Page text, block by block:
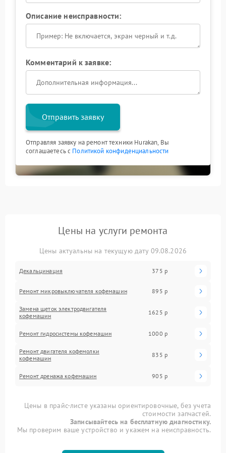
Описание неисправности:
Комментарий к заявке:
Отправить заявку
Отправляя заявку на ремонт техники Hurakan, Вы
соглашаетесь с Политикой конфиденциальности
Цены на услуги ремонта
Цены актуальны на текущую дату 09.08.2026
Декальцинация 375 р
Ремонт микровыключателя кофемашин 895 р
Замена щеток электродвигателя
кофемашин
1625 р
Ремонт гидросистемы кофемашин 1000 р
Ремонт двигателя кофемолки
кофемашин
835 р
Ремонт дренажа кофемашин 905 р
Цены в прайс-листе указаны ориентировочные, без учета
стоимости запчастей.
Записывайтесь на бесплатную диагностику.
Мы проверим ваше устройство и укажем на неисправность.